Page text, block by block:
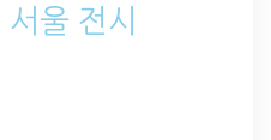
울 전시